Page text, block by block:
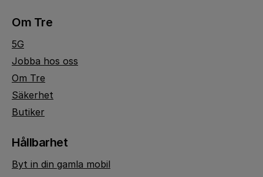
Om Tre
5G
Jobba hos oss
Om Tre
Säkerhet
Butiker
Hållbarhet
Byt in din gamla mobil